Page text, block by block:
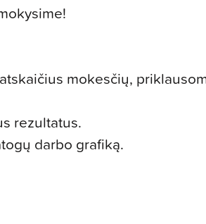
mokesčių,
rezultatus.
darbo grafiką.